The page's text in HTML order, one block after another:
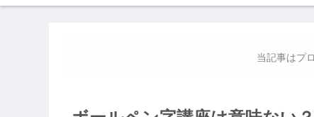
当記事はプ